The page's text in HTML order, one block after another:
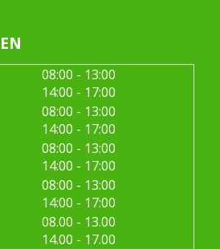
08:00 tot
- 13:00
14:00 tot
- 17:00
08:00 tot
- 13:00
14:00 tot
- 17:00
08:00 tot
- 13:00
14:00 tot
- 17:00
08:00 tot
- 13:00
14:00 tot
- 17:00
08.00 tot
- 13.00
14.00 tot
- 17.00